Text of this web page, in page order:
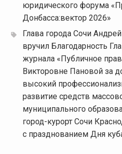
юридического форума
Донбасса:вектор 2026»
Глава города Сочи
вручил Благодарность
журнала «Публичное
Викторовне Пановой за
высокий
развитие средств
муниципального
город-курорт Сочи
с празднованием Дня